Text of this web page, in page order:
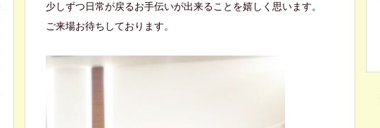
少しずつ日常が戻るお手伝いが出来ることを嬉しく思います。
ご来場お待ちしております。